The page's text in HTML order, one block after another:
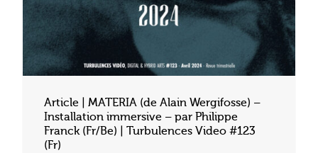
Article | MATERIA (de Alain Wergifosse) –
Installation immersive – par Philippe
Franck (Fr/Be) | Turbulences Video #123
(Fr)